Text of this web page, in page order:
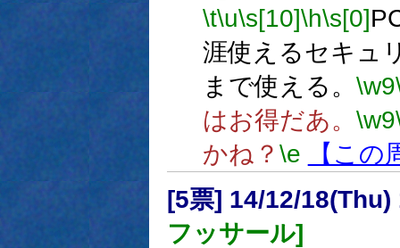
\t\u\s[10]\h\s[0]
涯使えるセキュ
まで使える。 \w9
はお得だあ。 \w9
かね？ \e
【この
[5票] 14/12/
フッサール]